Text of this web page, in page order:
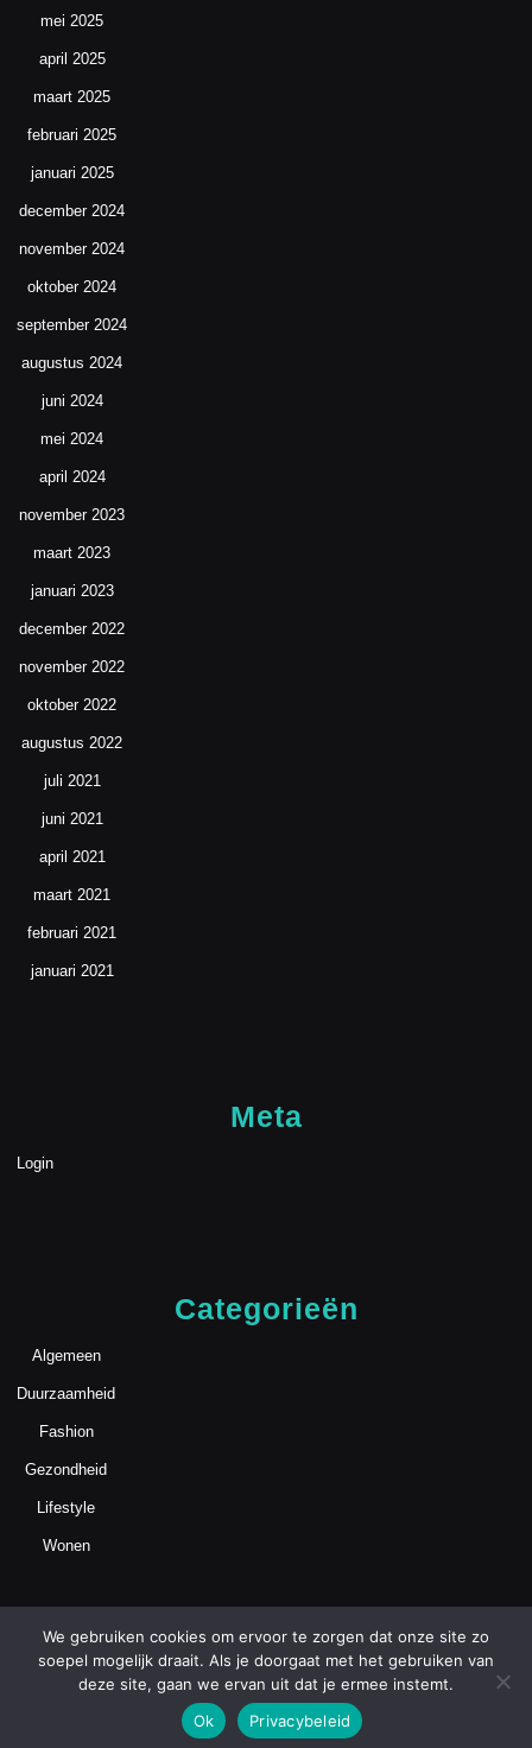
mei 2025
april 2025
maart 2025
februari 2025
januari 2025
december 2024
november 2024
oktober 2024
september 2024
augustus 2024
juni 2024
mei 2024
april 2024
november 2023
maart 2023
januari 2023
december 2022
november 2022
oktober 2022
augustus 2022
juli 2021
juni 2021
april 2021
maart 2021
februari 2021
januari 2021
Meta
Login
Categorieën
Algemeen
Duurzaamheid
Fashion
Gezondheid
Lifestyle
Wonen
Blog WordPress Theme Copyright
mamasmoois.nl | Alle Rechten Voorbehouden
We gebruiken cookies om ervoor te zorgen dat onze site zo
soepel mogelijk draait. Als je doorgaat met het gebruiken van
deze site, gaan we ervan uit dat je ermee instemt.
Ok
Privacybeleid